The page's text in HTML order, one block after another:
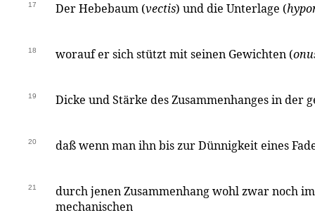
17 Der Hebebaum (vectis) und die Unterlage (
18 worauf er sich stützt mit seinen Gewichten (
19 Dicke und Stärke des Zusammenhanges in der
20 daß wenn man ihn bis zur Dünnigkeit eines
21
durch jenen Zusammenhang wohl zwar noch
mechanischen